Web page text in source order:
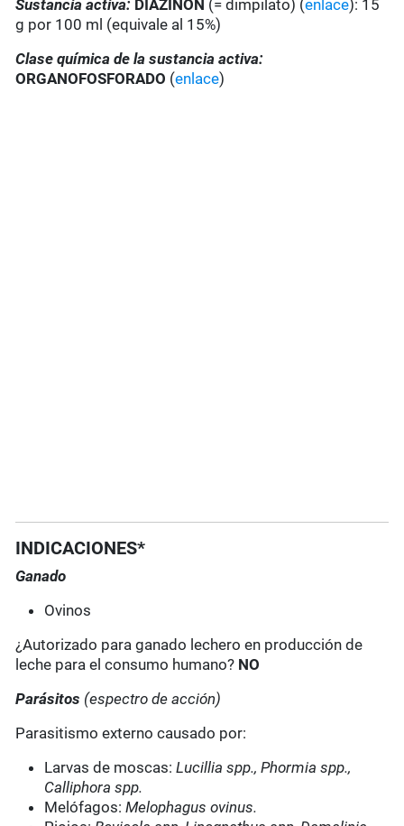
Sustancia activa: DIAZINÓN (= dimpilato) (enlace): 15
g por 100 ml (equivale al 15%)
Clase química de la sustancia activa:
ORGANOFOSFORADO (enlace)
INDICACIONES*
Ganado
Ovinos
¿Autorizado para ganado lechero en producción de
leche para el consumo humano? NO
Parásitos (espectro de acción)
Parasitismo externo causado por:
Larvas de moscas:Lucillia spp., Phormia spp.,
Calliphora spp.
Melófagos: Melophagus ovinus.